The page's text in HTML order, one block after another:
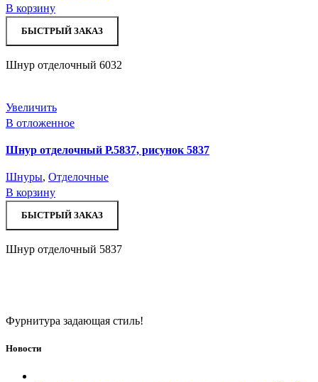
В корзину
БЫСТРЫЙ ЗАКАЗ
Шнур отделочный 6032
Увеличить
В отложенное
Шнур отделочный Р.5837, рисунок 5837
Шнуры, Отделочные
В корзину
БЫСТРЫЙ ЗАКАЗ
Шнур отделочный 5837
Фурнитура задающая стиль!
Новости